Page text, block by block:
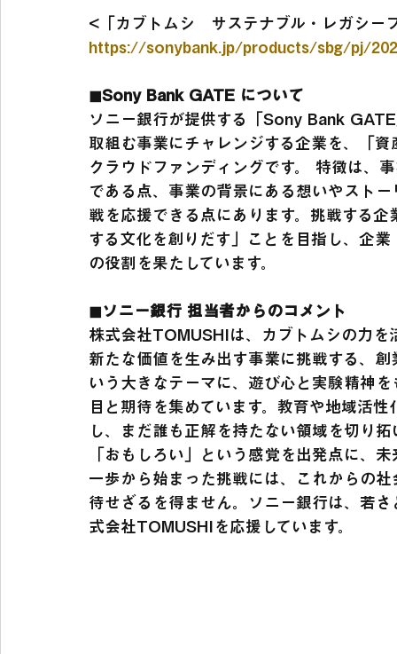
<「カブトムシ　サステナブル・レガシー
https://sonybank.jp/products/sbg/pj/
◼︎Sony Bank GATE について
ソニー銀行が提供する「Sony Bank
取組む事業にチャレンジする企業を、「
クラウドファンディングです。 特徴は、
である点、事業の背景にある想いやスト
戦を応援できる点にあります。挑戦する
する文化を創りだす」ことを目指し、企
の役割を果たしています。
◼︎ソニー銀行 担当者からのコメント
株式会社TOMUSHIは、カブトムシの力
新たな価値を生み出す事業に挑戦する、
いう大きなテーマに、遊び心と実験精神
目と期待を集めています。教育や地域活
し、まだ誰も正解を持たない領域を切り
「おもしろい」という感覚を出発点に、
一歩から始まった挑戦には、これからの
待せざるを得ません。ソニー銀行は、若
式会社TOMUSHIを応援しています。